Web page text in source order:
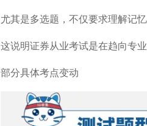
尤其是多选题，不仅要求理解记
这说明证券从业考试是在趋向专
部分具体考点变动